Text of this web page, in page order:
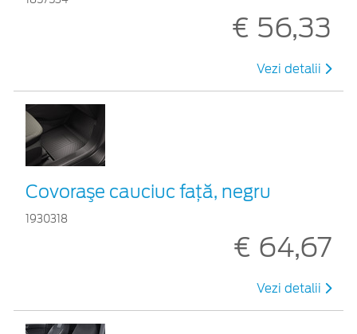
€ 56,33
Vezi detalii
Covoraşe cauciuc față, negru
1930318
€ 64,67
Vezi detalii